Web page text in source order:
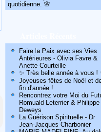
quotidienne. 🌸
Faire la Paix avec ses Vies
Antérieures - Olivia Favre &
Anette Courteille
✨ Très belle année à vous !
Joyeuses fêtes de Noël et
fin d'année !
Rencontrez votre Moi du
Romuald Leterrier & Philippe
Deweys
La Guérison Spirituelle - Dr
Jean-Jacques Charbonier